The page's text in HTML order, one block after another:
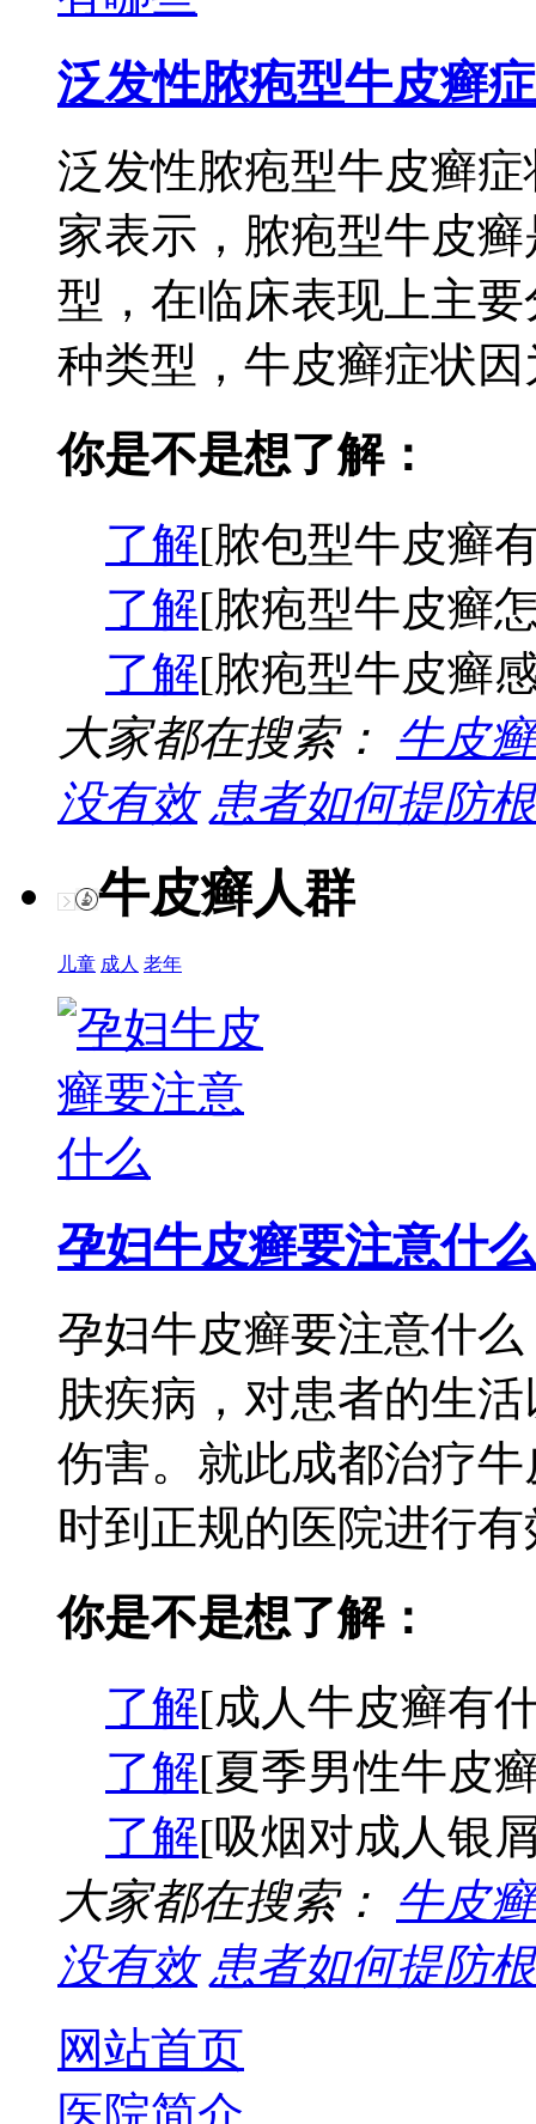
泛发性脓疱型牛皮癣症
泛发性脓疱型牛皮癣
家表示，脓疱型牛皮
型，在临床表现上主
种类型，牛皮癣症状
你是不是想了解：
了解[脓包型牛皮癣
了解[脓疱型牛皮癣
了解[脓疱型牛皮癣
大家都在搜索： 牛皮
没有效 患者如何提防
牛皮癣人群
儿童 成人 老年
孕妇牛皮癣要注意什么
孕妇牛皮癣要注意什
肤疾病，对患者的生
伤害。就此成都治疗
时到正规的医院进行
你是不是想了解：
了解[成人牛皮癣有
了解[夏季男性牛皮
了解[吸烟对成人银
大家都在搜索： 牛皮
没有效 患者如何提防
网站首页